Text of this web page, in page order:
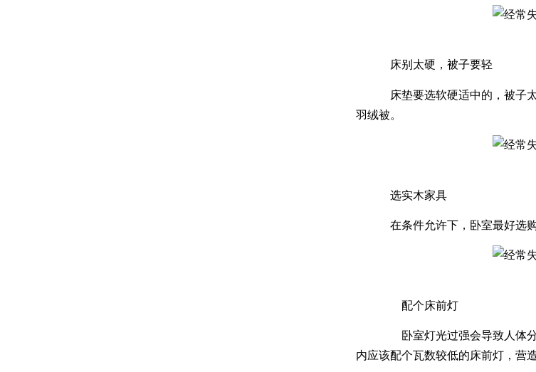
8
床别太硬，被子要轻
床垫要选软硬适中的，被子太
羽绒被。
8
选实木家具
在条件允许下，卧室最好选购
8
配个床前灯
卧室灯光过强会导致人体分泌
内应该配个瓦数较低的床前灯，营